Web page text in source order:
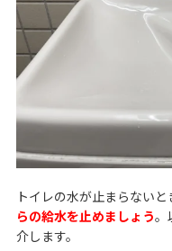
トイレの水が止まらない
らの給水を止めましょう。
介します。